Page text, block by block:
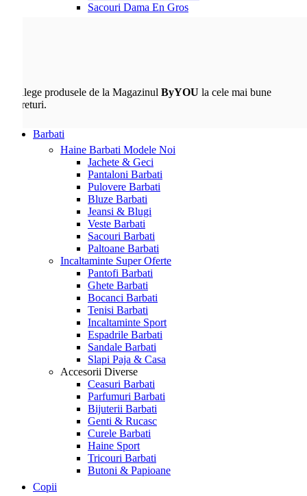
Sacouri Dama En Gros
Alege produsele de la Magazinul ByYOU la cele mai bune
preturi.
Barbati
Haine Barbati Modele Noi
Jachete & Geci
Pantaloni Barbati
Pulovere Barbati
Bluze Barbati
Jeansi & Blugi
Veste Barbati
Sacouri Barbati
Paltoane Barbati
Incaltaminte Super Oferte
Pantofi Barbati
Ghete Barbati
Bocanci Barbati
Tenisi Barbati
Incaltaminte Sport
Espadrile Barbati
Sandale Barbati
Slapi Paja & Casa
Accesorii Diverse
Ceasuri Barbati
Parfumuri Barbati
Bijuterii Barbati
Genti & Rucasc
Curele Barbati
Haine Sport
Tricouri Barbati
Butoni & Papioane
Copii